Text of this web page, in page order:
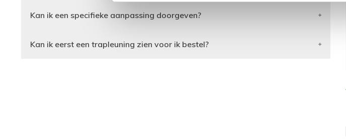
Kan ik een specifieke aanpassing doorgeven?
Kan ik eerst een trapleuning zien voor ik bestel?